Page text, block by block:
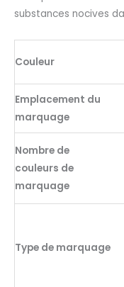
substances nocives
Couleur
Emplacement du
marquage
Nombre de
couleurs de
marquage
Type de marquage